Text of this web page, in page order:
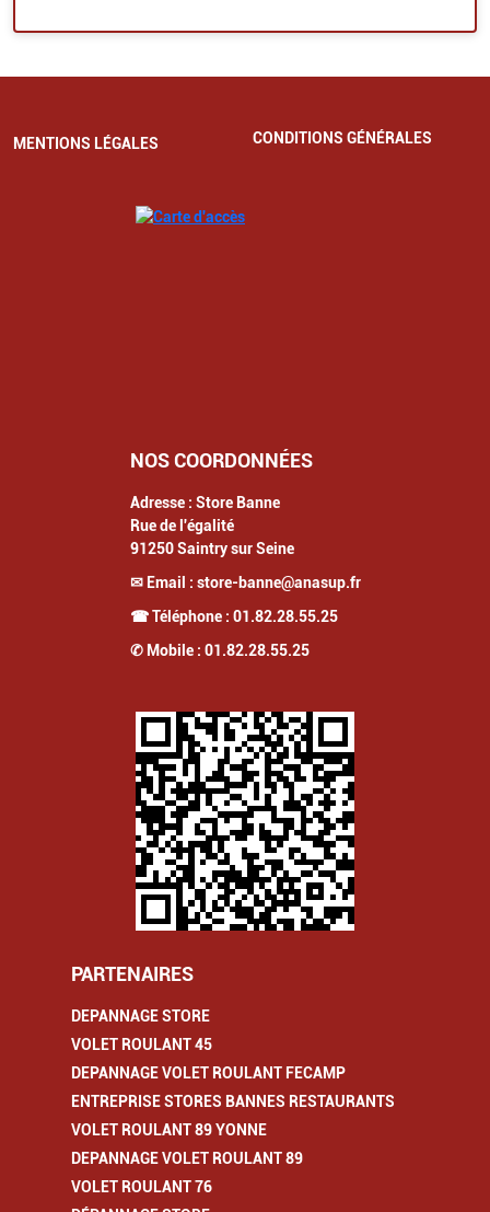
MENTIONS LÉGALES CONDITIONS GÉNÉRALES
NOS COORDONNÉES
Adresse : Store Banne
Rue de l'égalité
91250 Saintry sur Seine
✉ Email : store-banne@anasup.fr
☎ Téléphone : 01.82.28.55.25
✆ Mobile : 01.82.28.55.25
PARTENAIRES
DEPANNAGE STORE
VOLET ROULANT 45
DEPANNAGE VOLET ROULANT FECAMP
ENTREPRISE STORES BANNES RESTAURANTS
VOLET ROULANT 89 YONNE
DEPANNAGE VOLET ROULANT 89
VOLET ROULANT 76